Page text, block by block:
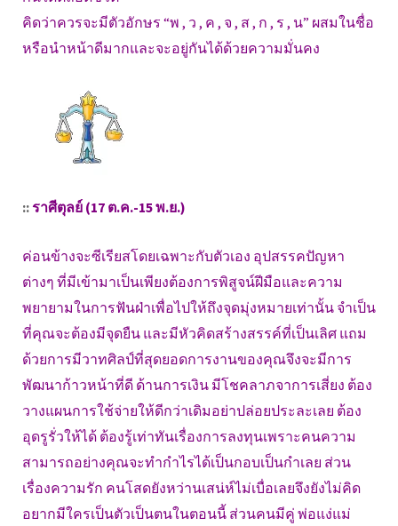
คิดว่าควรจะมีตัวอักษร “พ , ว , ค , จ , ส , ก , ร , น” ผสมในชื่อ
หรือนำหน้าดีมากและจะอยู่กันได้ด้วยความมั่นคง
::ราศีตุลย์ (17 ต.ค.-15 พ.ย.)
ค่อนข้างจะซีเรียสโดยเฉพาะกับตัวเอง อุปสรรคปัญหา
ต่างๆ ที่มีเข้ามาเป็นเพียงต้องการพิสูจน์ฝีมือและความ
พยายามในการฟันฝ่าเพื่อไปให้ถึงจุดมุ่งหมายเท่านั้น จำเป็น
ที่คุณจะต้องมีจุดยืน และมีหัวคิดสร้างสรรค์ที่เป็นเลิศ แถม
ด้วยการมีวาทศิลป์ที่สุดยอดการงานของคุณจึงจะมีการ
พัฒนาก้าวหน้าที่ดี ด้านการเงิน มีโชคลาภจาการเสี่ยง ต้อง
วางแผนการใช้จ่ายให้ดีกว่าเดิมอย่าปล่อยประละเลย ต้อง
อุดรูรั่วให้ได้ ต้องรู้เท่าทันเรื่องการลงทุนเพราะคนความ
สามารถอย่างคุณจะทำกำไรได้เป็นกอบเป็นกำเลย ส่วน
เรื่องความรัก คนโสดยังหว่านเสน่ห์ไม่เบื่อเลยจึงยังไม่คิด
อยากมีใครเป็นตัวเป็นตนในตอนนี้ ส่วนคนมีคู่ พ่อแง่แม่